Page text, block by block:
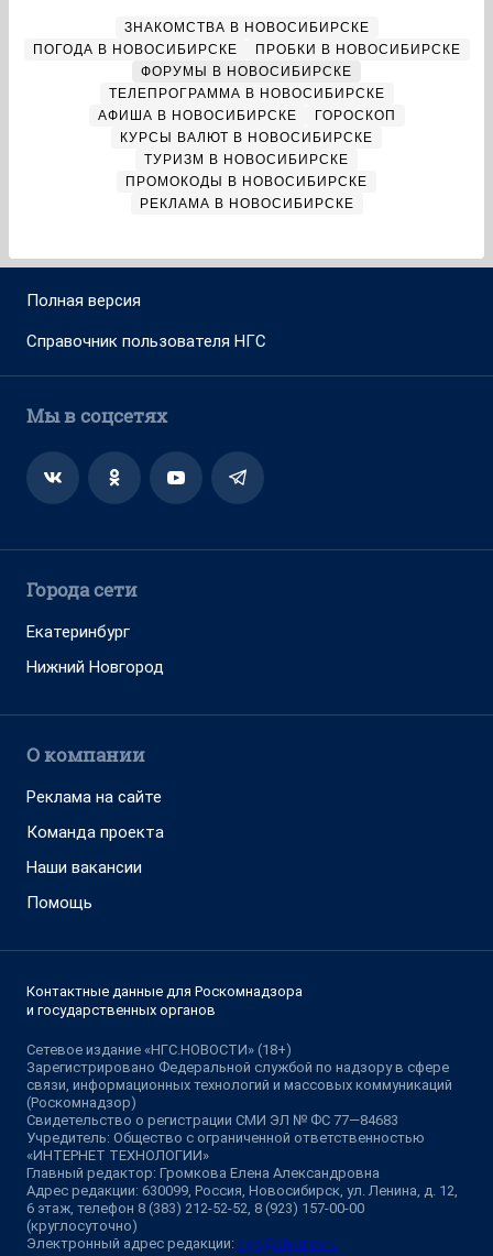
ЗНАКОМСТВА В НОВОСИБИРСКЕ
ПОГОДА В НОВОСИБИРСКЕ
ПРОБКИ В НОВОСИБИРСКЕ
ФОРУМЫ В НОВОСИБИРСКЕ
ТЕЛЕПРОГРАММА В НОВОСИБИРСКЕ
АФИША В НОВОСИБИРСКЕ
ГОРОСКОП
КУРСЫ ВАЛЮТ В НОВОСИБИРСКЕ
ТУРИЗМ В НОВОСИБИРСКЕ
ПРОМОКОДЫ В НОВОСИБИРСКЕ
РЕКЛАМА В НОВОСИБИРСКЕ
Полная версия
Справочник пользователя НГС
Мы в соцсетях
Города сети
Екатеринбург
Нижний Новгород
О компании
Реклама на сайте
Команда проекта
Наши вакансии
Помощь
Контактные данные для Роскомнадзора
и государственных органов
Сетевое издание «НГС.НОВОСТИ» (18+)
Зарегистрировано Федеральной службой по надзору в сфере
связи, информационных технологий и массовых коммуникаций
(Роскомнадзор)
Свидетельство о регистрации СМИ ЭЛ № ФС 77—84683
Учредитель: Общество с ограниченной ответственностью
«ИНТЕРНЕТ ТЕХНОЛОГИИ»
Главный редактор: Громкова Елена Александровна
Адрес редакции: 630099, Россия, Новосибирск, ул. Ленина, д. 12,
6 этаж, телефон 8 (383) 212-52-52, 8 (923) 157-00-00
(круглосуточно)
Электронный адрес редакции: ngs@shkulev.ru